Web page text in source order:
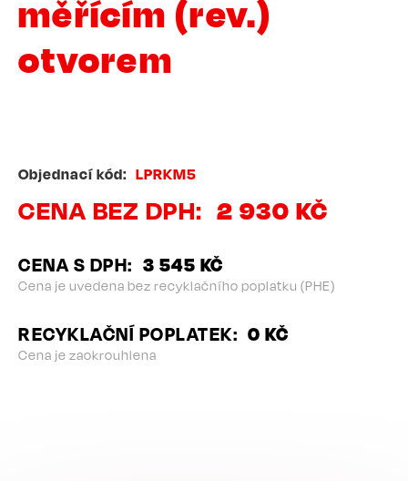
měřícím (rev.)
otvorem
Objednací kód LPRKM5
CENA BEZ DPH 2 930 KČ
CENA S DPH 3 545 KČ
Cena je uvedena bez recyklačního poplatku (PHE)
RECYKLAČNÍ POPLATEK 0 KČ
Cena je zaokrouhlena